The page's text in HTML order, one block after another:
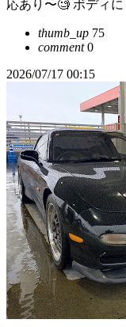
応あり〜🧐 ボディ
thumb_up 75
comment0
2026/07/17 00:15